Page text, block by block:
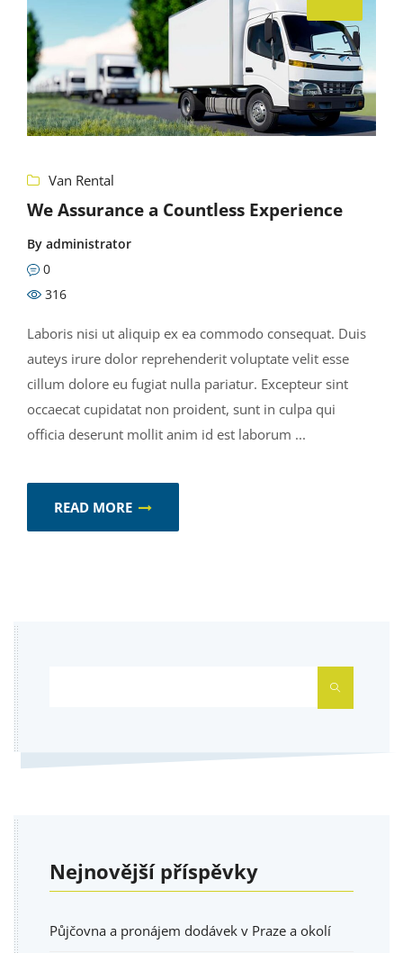
Van Rental
We Assurance a Countless Experience
By administrator
0
316
Laboris nisi ut aliquip ex ea commodo consequat. Duis
auteys irure dolor reprehenderit voluptate velit esse
cillum dolore eu fugiat nulla pariatur. Excepteur sint
occaecat cupidatat non proident, sunt in culpa qui
officia deserunt mollit anim id est laborum ...
READ MORE
HLEDAT
Nejnovější příspěvky
Půjčovna a pronájem dodávek v Praze a okolí